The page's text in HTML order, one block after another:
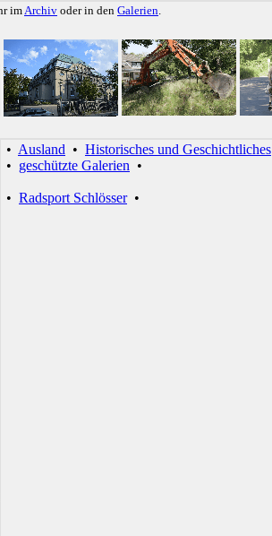
imArchiv oder in den Galerien.
• Ausland • Historisches und Geschichtliches
• geschützte Galerien •
• Radsport Schlösser•